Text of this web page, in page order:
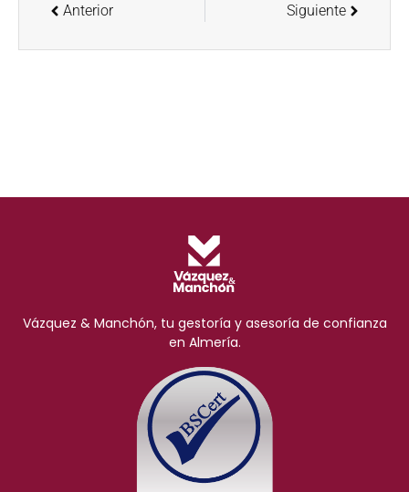
Anterior Siguiente
Vázquez & Manchón, tu gestoría y asesoría de confianza
en Almería.